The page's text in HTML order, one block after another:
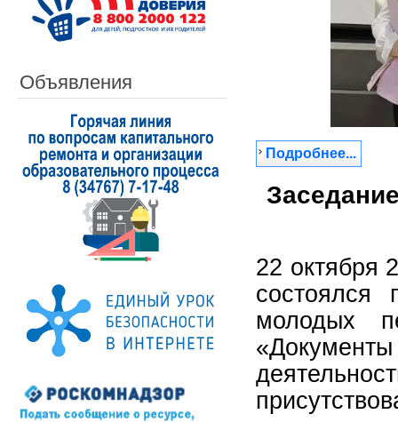
Объявления
Подробнее...
22 октября
состоялся
молодых